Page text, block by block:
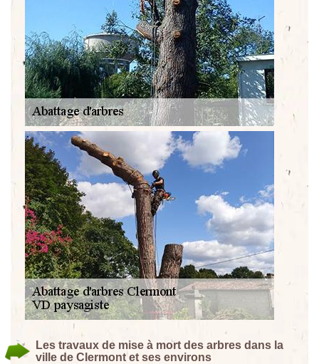
Les travaux de mise à mort des arbres dans la
ville de Clermont et ses environs